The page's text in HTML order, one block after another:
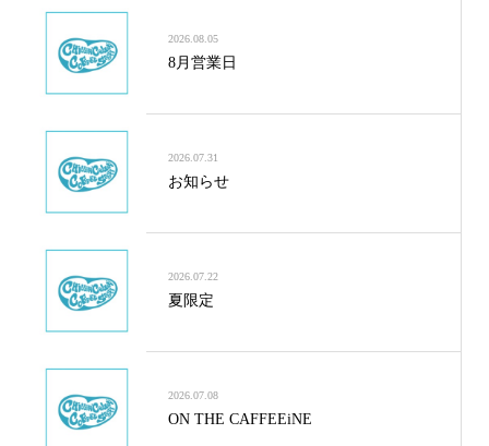
2026.08.05
8月営業日
2026.07.31
お知らせ
2026.07.22
夏限定
2026.07.08
ON THE CAFFEEiNE